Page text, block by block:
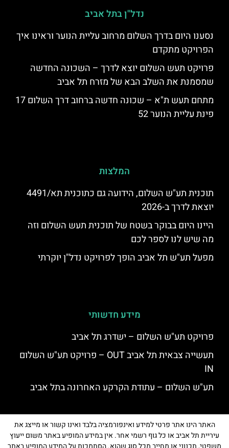
נדל"ן בתל אביב
נסענו היום בדרך השלום מרחוב עליית הנוער וראינו איך
הפרויקט מתקדם
פרויקט תעש השלום יוצא לדרך – השכונה החדשה
שמסמנת את השלב הבא של מזרח תל אביב
מתחם תעש ת"א – שכונה חדשה ברחוב דרך השלום 17
פינת עליית הנוער 52
המלצות
תוכנית תע"ש השלום, הידועה גם כתוכנית תא/4491
יוצאת לדרך ב-2026
היינו היום בבוקר בשטח של תוכנית תעש השלום וזה
מה שיש לנו לספר לכם
מפעל תע"ש תל אביב הופך לפרויקט נדל"ן יוקרתי
מידע חדשותי
פרויקט תע"ש השלום – ישדרג תל אביב
תעשייה צבאית תל אביב OUT – פרויקט תע"ש השלום
IN
תע"ש השלום – עתודת הקרקע האחרונה בתל אביב
האתר הינו אתר פרטי למידע ואינפורמציה בלבד ואינו קשור או מייצג את
עיריית תל אביב או כל גוף רשמי אחר. אין במידע המופיע באתר משום ייעוץ